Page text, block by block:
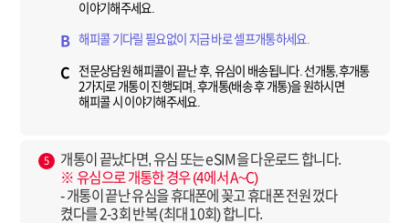
이야기해주세요.
B 해피콜 기다릴 필요없이 지금 바로 셀프개통하세요.
C
전문상담원 해피콜이 끝난 후, 유심이 배송됩니다. 선개통,후개통
2가지로 개통이 진행되며, 후개통(배송 후 개통)을 원하시면
해피콜 시 이야기해주세요.
5
개통이 끝났다면, 유심 또는 eSIM을 다운로드 합니다.
※ 유심으로 개통한 경우 (4에서 A~C)
- 개통이 끝난 유심을 휴대폰에 꽂고 휴대폰 전원 껐다
켰다를 2-3회 반복 (최대 10회) 합니다.